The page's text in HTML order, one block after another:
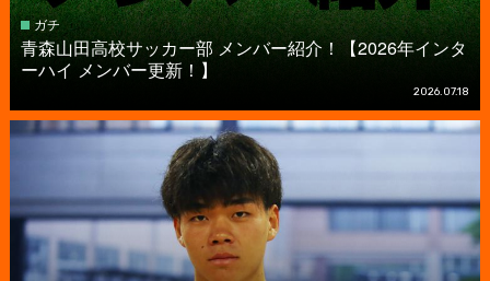
ガチ
青森山田高校サッカー部 メンバー紹介！【2026年インタ
ーハイ メンバー更新！】
2026.07.18